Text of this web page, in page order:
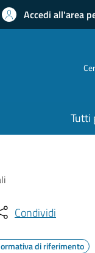
Accedi all'area
Tutti
Condividi
di riferimento